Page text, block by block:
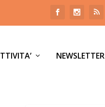
NEWSLETTER